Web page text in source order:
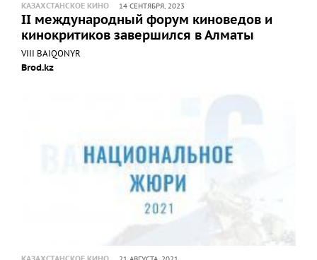
КАЗАХСТАНСКОЕ КИНО 14 СЕНТЯБРЯ, 2023
II международный форум киноведов и
кинокритиков завершился в Алматы
VIII BAIQONYR
Brod.kz